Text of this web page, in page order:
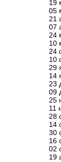
19
05
21
07
24
10
24
10
29
14
23
09
25
11
28
14
30
16
02
19